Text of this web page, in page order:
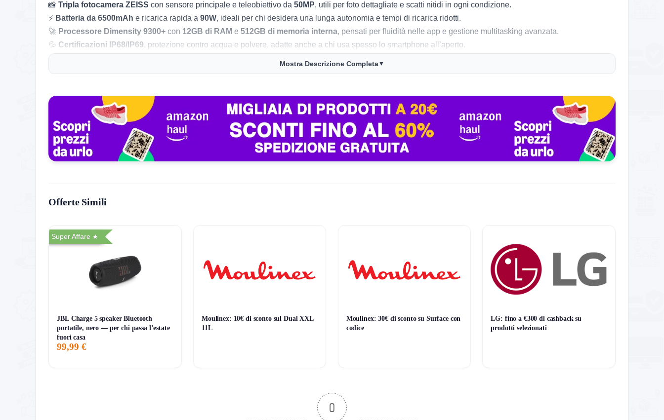
📸 Tripla fotocamera ZEISS con sensore principale e teleobiettivo da 50MP, utili per foto dettagliate e scatti nitidi in ogni condizione.
⚡ Batteria da 6500mAh e ricarica rapida a 90W, ideali per chi desidera una lunga autonomia e tempi di ricarica ridotti.
🚀 Processore Dimensity 9300+ con 12GB di RAM e 512GB di memoria interna, pensati per fluidità nelle app e gestione multitasking avanzata.
💦 Certificazioni IP68/IP69, protezione contro acqua e polvere, adatte anche a chi usa spesso lo smartphone all’aperto.
🔒
🌍
Verifica che la configurazione sia adatta alle tue esigenze (ram/memoria). Considera i materiali (vetro e alluminio) per resistenza e qualità percepita. Valuta la
presenza del caricatore da 90W e degli accessori nella confezione. Un aspetto da considerare riguarda il connettore USB 2.0, non ideale per chi punta su
trasferimenti dati velocissimi.
490,84€ 490,84€
7G 30G
Mostra Descrizione Completa▼
Offerte Simili
Super Affare
JBL Charge 5 speaker Bluetooth
portatile, nero — per chi passa l’estate
fuori casa
99,99 €
Moulinex: 10€ di sconto sul Dual XXL
11L
Moulinex: 30€ di sconto su Surface con
codice
LG: fino a €300 di cashback su
prodotti selezionati
0